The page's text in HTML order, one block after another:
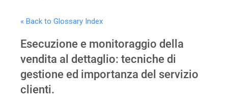
« Back to Glossary Index
Esecuzione e monitoraggio della
vendita al dettaglio: tecniche di
gestione ed importanza del servizio
clienti.